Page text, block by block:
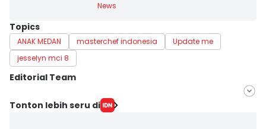
News
Topics
ANAK MEDAN masterchef indonesia
Update me
jesselyn mci 8
Editorial Team
Editor
Tonton lebih seru di